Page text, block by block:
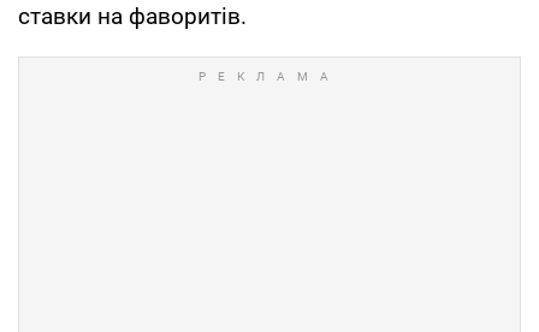
ставки на фаворитів.